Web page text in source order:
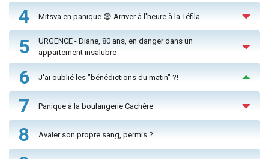
4 Mitsva en panique 😨 Arriver à l'heure à la Téfila
5
URGENCE - Diane, 80 ans, en danger dans un
appartement insalubre
6 J'ai oublié les "bénédictions du matin" ?!
7 Panique à la boulangerie Cachère
8 Avaler son propre sang, permis ?